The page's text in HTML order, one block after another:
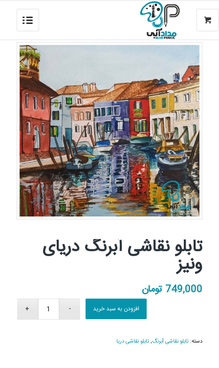
تابلو نقاشی آبرنگ دریای
ونیز
749,000 تومان
افزودن به سبد خرید
دسته: تابلو نقاشی آبرنگ,تابلو نقاشی دریا